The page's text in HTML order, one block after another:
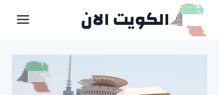
التجاوز
المحتوى
الكويت الان